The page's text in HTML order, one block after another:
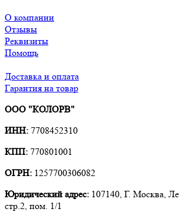
О компании
Отзывы
Реквизиты
Помощь
Доставка и оплата
Гарантия на товар
ООО "КОЛОРВ"
ИНН: 7708452310
КПП: 770801001
ОГРН: 1257700306082
Юридический адрес: 107140, Г. Москва,
стр.2, пом. 1/1